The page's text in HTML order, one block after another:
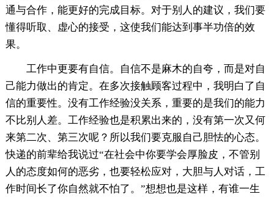
通与合作，能更好的完成目标。对于别人的建议，我们要
懂得听取、虚心的接受，这使我们能达到事半功倍的效
果。
工作中更要有自信。自信不是麻木的自夸，而是对自
己能力做出的肯定。在多次接触顾客过程中，我明白了自
信的重要性。没有工作经验没关系，重要的是我们的能力
不比别人差。工作经验也是积累出来的，没有第一次又何
来第二次、第三次呢？所以我们要克服自己胆怯的心态。
快递的前辈给我说过“在社会中你要学会厚脸皮，不管别
人的态度如何的恶劣，也要轻松应对，大胆与人对话，工
作时间长了你自然就不怕了。”想想也是这样，有谁一生